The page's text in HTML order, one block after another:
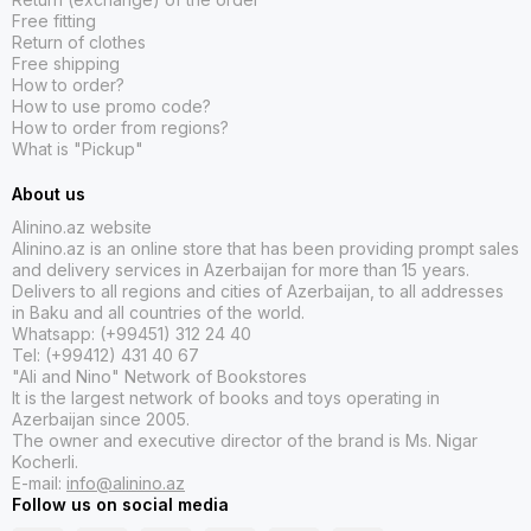
-Strateji planlaşdırma:Strateji planlaşdırma müəssisələrə
uzunmüddətli hədəflərini təyin etməyə kömək edən bir prosesdir.
Biznes kitabları biznes sahiblərinə və menecerlərə strateji
planlaşdırma haqqında məlumat verir və bizneslərinin uğurlu
olması üçün düzgün strategiyaları müəyyən etməyə kömək edir.
Nəticədə, biznes kitabları biznes sahiblərinə və menecerlərə
başlamağa və liderlərə komandalarını idarə etməyə kömək edir.
Biznes kitabları biznesdəki yeniliklərdən və dəyişikliklərdən
xəbərdar olmaq və biznesinin uğurunu artırmaq üçün lazım olan
bacarıqları öyrənmək istəyən hər kəs üçün də faydalıdır.
Bizim onlayn mağazamızda – Alinino.az saytında siz
Kiyosaki, Napoleon Hill, Filip Kotler, Brian Tracy, Cen Sinsero,
Henri Ford, İlon Maskkimi müəlliflərdən ən yeni tərcümələri əldə
edə bilərsiniz.
Alinino.az onlayn mağazası ən yaxşı biznes kitablarını Bakı
daxilində istənilən ünvana çatdırılma edir.
Bununla yanaşı, biz Azərbaycanın bütün rayonlarına və
Free fitting
Return of clothes
Free shipping
How to order?
How to use promo code?
How to order from regions?
What is "Pickup"
About us
Alinino.az website
Alinino.az is an online store that has been providing prompt sales
and delivery services in Azerbaijan for more than 15 years.
Delivers to all regions and cities of Azerbaijan, to all addresses
in Baku and all countries of the world.
Whatsapp: (+99451) 312 24 40
Tel: (+99412) 431 40 67
"Ali and Nino" Network of Bookstores
It is the largest network of books and toys operating in
Azerbaijan since 2005.
The owner and executive director of the brand is Ms. Nigar
Kocherli.
E-mail: info@alinino.az
Follow us on social media